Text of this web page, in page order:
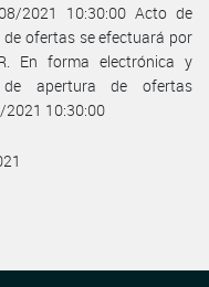
2021 10:30:00 Acto de
ofertas se efectuará por
En forma electrónica y
apertura de ofertas
2021 10:30:00